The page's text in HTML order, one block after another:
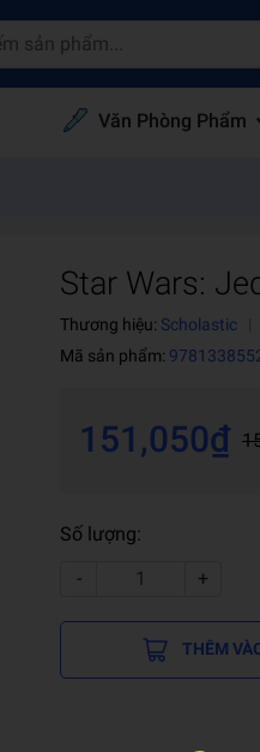
Văn Phòng Phẩm
Star Wars:
Thương hiệu: Scholastic
Mã sản phẩm:
151,050₫
Số lượng:
-
+
THÊM